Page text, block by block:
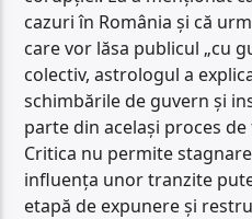
cazuri în România și că
care vor lăsa publicul „cu
colectiv, astrologul a
schimbările de guvern și
parte din același proces
Critica nu permite
influența unor tranzite
etapă de expunere și